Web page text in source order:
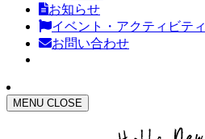
お知らせ
イベント・アクティビティ
お問い合わせ
MENU CLOSE